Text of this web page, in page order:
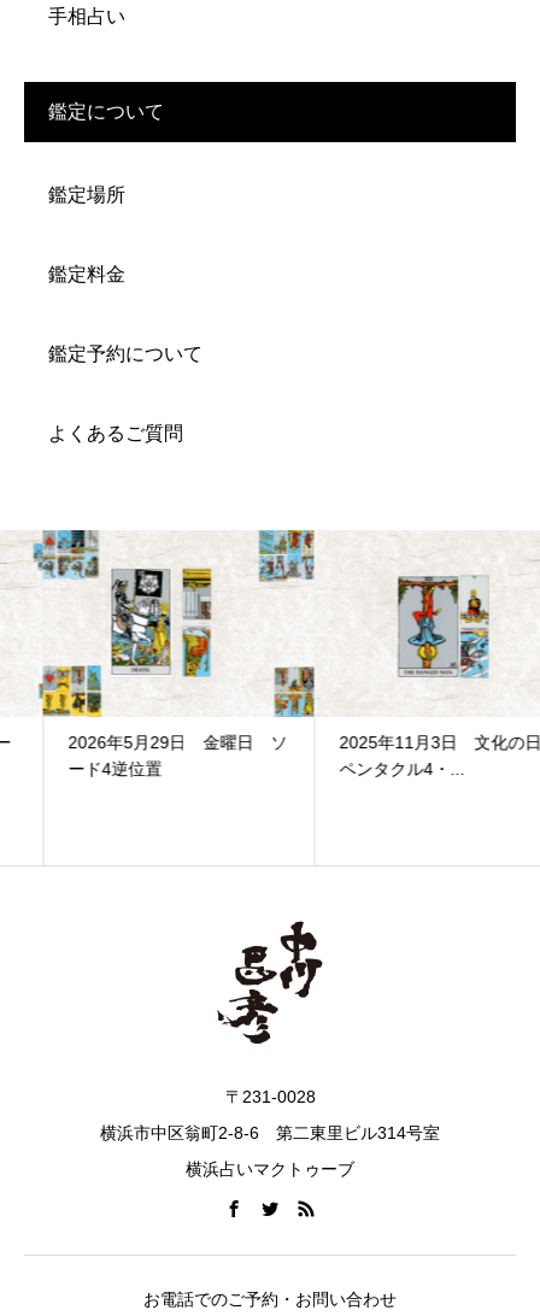
手相占い
鑑定について
鑑定場所
鑑定料金
鑑定予約について
よくあるご質問
2026年5月29日 金曜日 ソ
ード4逆位置
2025年11月3日 文化の日
ペンタクル4・...
〒231-0028
横浜市中区翁町2-8-6 第二東里ビル314号室
横浜占いマクトゥーブ
お電話でのご予約・お問い合わせ